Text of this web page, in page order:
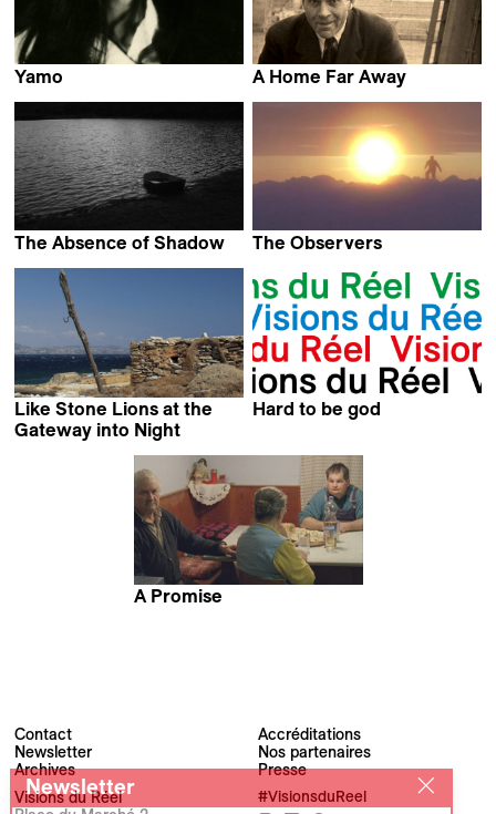
Yamo
A Home Far Away
The Absence of Shadow
The Observers
Like Stone Lions at the
Gateway into Night
Hard to be god
A Promise
Contact
Newsletter
Archives
Accréditations
Nos partenaires
Presse
Visions du Réel
#VisionsduReel
Newsletter